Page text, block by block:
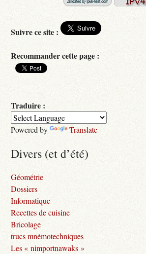
Suivre ce site :
Recommander cette page :
Traduire :
Powered by Translate
Divers (et d’été)
Géométrie
Dossiers
Informatique
Recettes de cuisine
Bricolage
trucs mnémotechniques
Les « nimportnawaks »